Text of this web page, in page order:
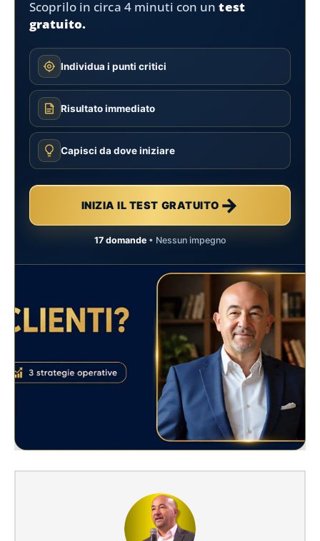
Scoprilo in circa 4 minuti con untest
gratuito.
Individua i punti critici
Risultato immediato
Capisci da dove iniziare
INIZIA IL TEST GRATUITO →
17 domande• Nessun impegno